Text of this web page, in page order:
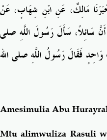
مَالِكٌ، عَنِ ابْنِ شِهَابٍ، عَنْ
سَائِلاً، سَأَلَ رَسُولَ اللَّهِ صلى
فَقَالَ رَسُولُ اللَّهِ صلى الله
Amesimulia Abu
Mtu alimwuliza Rasuli